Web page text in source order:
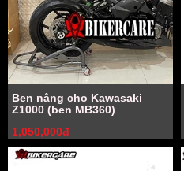
Ben nâng cho Kawasaki
Z1000 (ben MB360)
1,050,000đ